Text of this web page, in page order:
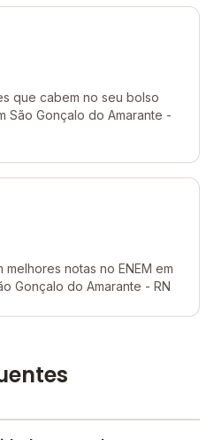
que cabem no seu bolso
São Gonçalo do Amarante -
notas no ENEM em
Gonçalo do Amarante - RN